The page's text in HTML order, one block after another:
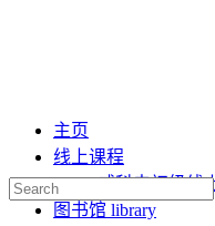
主页
线上课程
威科夫初级线
图书馆 library
Search
for: